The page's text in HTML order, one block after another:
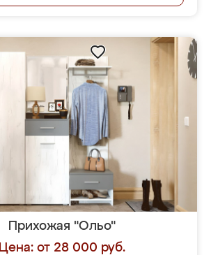
Прихожая "Ольо"
Цена: от 28 000 руб.